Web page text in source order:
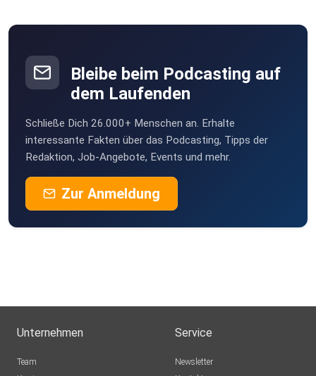
Bleibe beim Podcasting auf
dem Laufenden
Schließe Dich 26.000+ Menschen an. Erhalte
interessante Fakten über das Podcasting, Tipps der
Redaktion, Job-Angebote, Events und mehr.
Zur Anmeldung
Unternehmen
Team
Service
Newsletter